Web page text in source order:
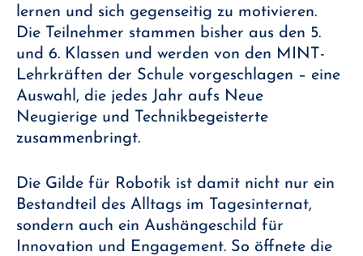
lernen und sich gegenseitig zu motivieren.
Die Teilnehmer stammen bisher aus den 5.
und 6. Klassen und werden von den MINT-
Lehrkräften der Schule vorgeschlagen – eine
Auswahl, die jedes Jahr aufs Neue
Neugierige und Technikbegeisterte
zusammenbringt.
Die Gilde für Robotik ist damit nicht nur ein
Bestandteil des Alltags im Tagesinternat,
sondern auch ein Aushängeschild für
Innovation und Engagement. So öffnete die